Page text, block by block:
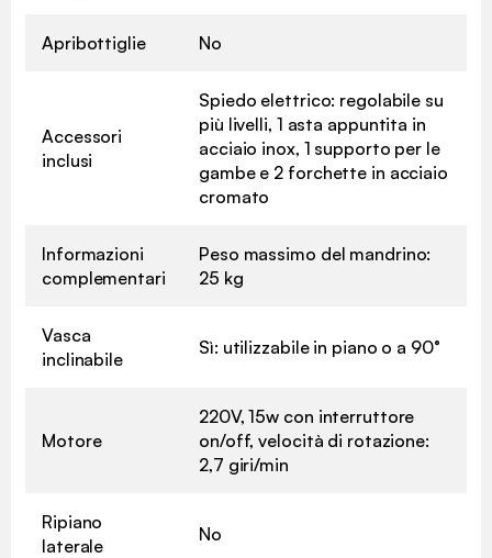
Apribottiglie No
Accessori
inclusi
Spiedo elettrico: regolabile su
più livelli, 1 asta appuntita in
acciaio inox, 1 supporto per le
gambe e 2 forchette in acciaio
cromato
Informazioni
complementari
Peso massimo del mandrino:
25 kg
Vasca
inclinabile
Sì: utilizzabile in piano o a 90°
Motore
220V, 15w con interruttore
on/off, velocità di rotazione:
2,7 giri/min
Ripiano
laterale
No